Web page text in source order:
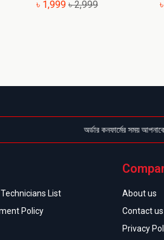
৳ 1,999 ৳ 2,999
অর্ডার কনফার্মের সময় আপনাকে কল
List
Policy
About us
Contact us
Privacy